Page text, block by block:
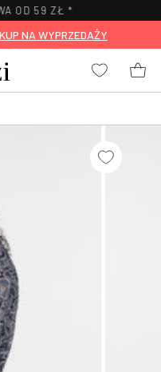
OD 59 ZŁ *
KUP NA WYPRZEDAŻY